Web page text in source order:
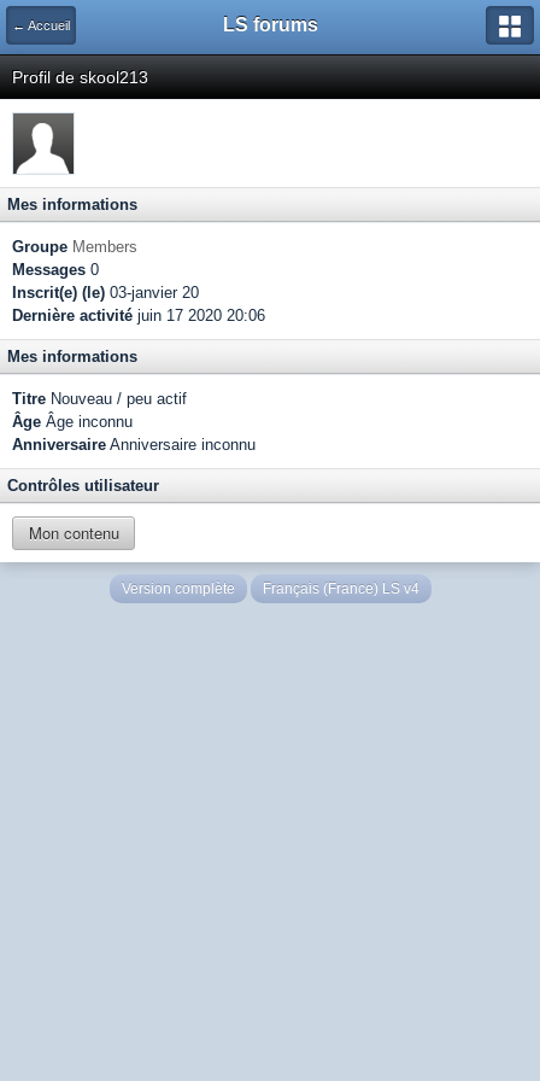
← Accueil LS forums
Profil de skool213
Mes informations
Groupe Members
Messages 0
Inscrit(e) (le) 03-janvier 20
Dernière activité juin 17 2020 20:06
Mes informations
Titre Nouveau / peu actif
Âge Âge inconnu
Anniversaire Anniversaire inconnu
Contrôles utilisateur
Mon contenu
Version complète Français (France) LS v4